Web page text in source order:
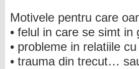
Motivele pentru care
• felul in care se simt in
• probleme in relatiile
• trauma din trecut…